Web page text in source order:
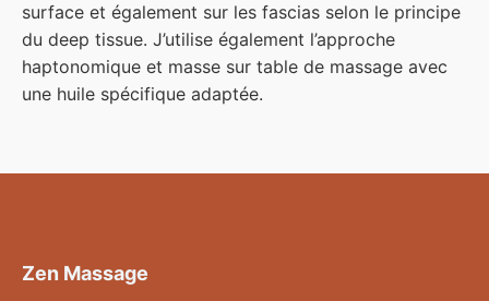
surface et également sur les fascias selon le principe
du deep tissue. J’utilise également l’approche
haptonomique et masse sur table de massage avec
une huile spécifique adaptée.
Zen Massage